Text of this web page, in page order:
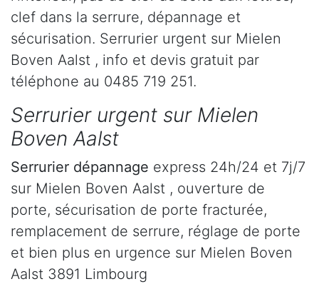
clef dans la serrure, dépannage et
sécurisation. Serrurier urgent sur Mielen
Boven Aalst , info et devis gratuit par
téléphone au 0485 719 251.
Serrurier urgent sur Mielen
Boven Aalst
Serrurier dépannage express 24h/24 et 7j/7
sur Mielen Boven Aalst , ouverture de
porte, sécurisation de porte fracturée,
remplacement de serrure, réglage de porte
et bien plus en urgence sur Mielen Boven
Aalst 3891 Limbourg